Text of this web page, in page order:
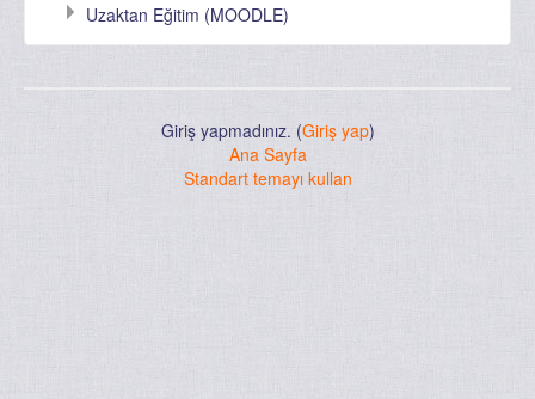
Uzaktan Eğitim (MOODLE)
Giriş yapmadınız. (Giriş yap)
Ana Sayfa
Standart temayı kullan